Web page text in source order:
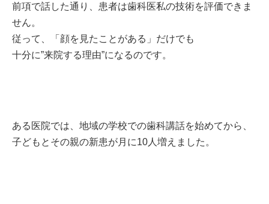
前項で話した通り、患者は歯科医私の技術を評価できま
せん。
従って、「顔を見たことがある」だけでも
十分に”来院する理由”になるのです。
ある医院では、地域の学校での歯科講話を始めてから、
子どもとその親の新患が月に10人増えました。